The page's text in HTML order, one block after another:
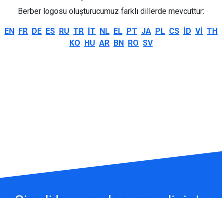
Berber logosu oluşturucumuz farklı dillerde mevcuttur:
EN FR DE ES RU TR IT NL EL PT JA PL CS ID VI TH
KO HU AR BN RO SV